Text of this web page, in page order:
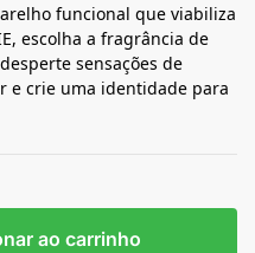
funcional que viabiliza
escolha a fragrância de
sensações de
e crie uma identidade para
ao carrinho